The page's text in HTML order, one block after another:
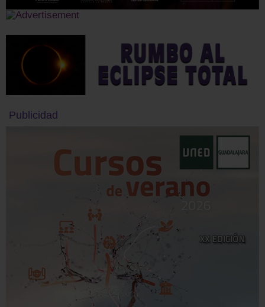
Publicidad